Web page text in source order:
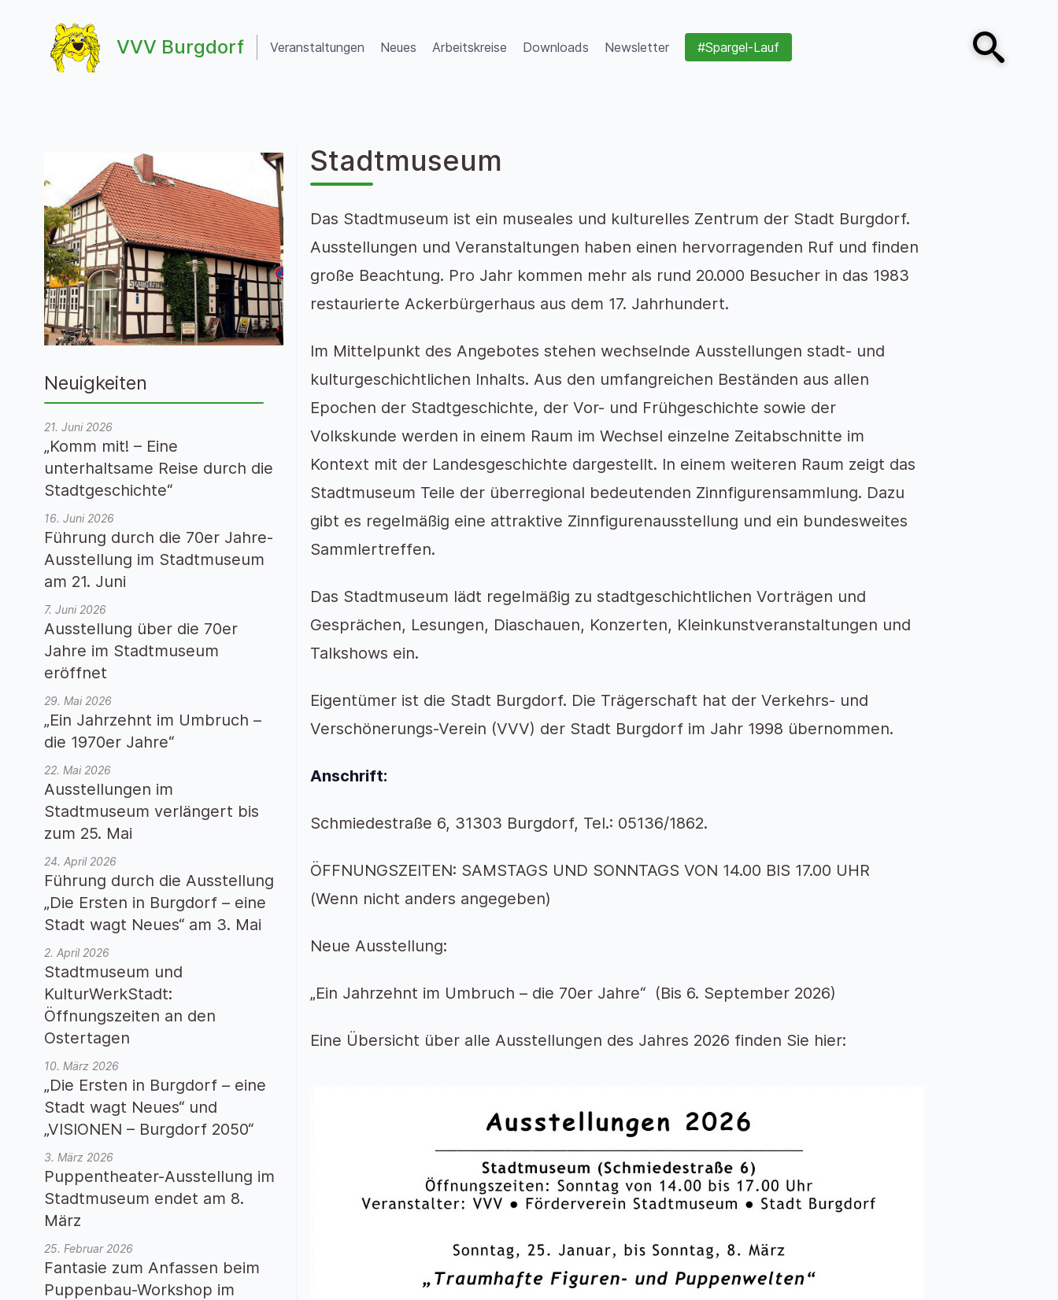
VVV Burgdorf
VVV Burgdorf
Veranstaltungen Neues Arbeitskreise Downloads Newsletter #Spargel-Lauf
Open search
Stadtmuseum
Das Stadtmuseum ist ein museales und kulturelles Zentrum der Stadt Burgdorf.
Ausstellungen und Veranstaltungen haben einen hervorragenden Ruf und finden
große Beachtung. Pro Jahr kommen mehr als rund 20.000 Besucher in das 1983
restaurierte Ackerbürgerhaus aus dem 17. Jahrhundert.
Im Mittelpunkt des Angebotes stehen wechselnde Ausstellungen stadt- und
kulturgeschichtlichen Inhalts. Aus den umfangreichen Beständen aus allen
Epochen der Stadtgeschichte, der Vor- und Frühgeschichte sowie der
Volkskunde werden in einem Raum im Wechsel einzelne Zeitabschnitte im
Kontext mit der Landesgeschichte dargestellt. In einem weiteren Raum zeigt das
Stadtmuseum Teile der überregional bedeutenden Zinnfigurensammlung. Dazu
gibt es regelmäßig eine attraktive Zinnfigurenausstellung und ein bundesweites
Sammlertreffen.
Das Stadtmuseum lädt regelmäßig zu stadtgeschichtlichen Vorträgen und
Gesprächen, Lesungen, Diaschauen, Konzerten, Kleinkunstveranstaltungen und
Talkshows ein.
Eigentümer ist die Stadt Burgdorf. Die Trägerschaft hat der Verkehrs- und
Verschönerungs-Verein (VVV) der Stadt Burgdorf im Jahr 1998 übernommen.
Anschrift:
Schmiedestraße 6, 31303 Burgdorf, Tel.: 05136/1862.
ÖFFNUNGSZEITEN: SAMSTAGS UND SONNTAGS VON 14.00 BIS 17.00 UHR
(Wenn nicht anders angegeben)
Neue Ausstellung:
„Ein Jahrzehnt im Umbruch – die 70er Jahre“ (Bis 6. September 2026)
Eine Übersicht über alle Ausstellungen des Jahres 2026 finden Sie hier:
Neuigkeiten
21. Juni 2026
„Komm mit! – Eine
unterhaltsame Reise durch die
Stadtgeschichte“
16. Juni 2026
Führung durch die 70er Jahre-
Ausstellung im Stadtmuseum
am 21. Juni
7. Juni 2026
Ausstellung über die 70er
Jahre im Stadtmuseum
eröffnet
29. Mai 2026
„Ein Jahrzehnt im Umbruch –
die 1970er Jahre“
22. Mai 2026
Ausstellungen im
Stadtmuseum verlängert bis
zum 25. Mai
24. April 2026
Führung durch die Ausstellung
„Die Ersten in Burgdorf – eine
Stadt wagt Neues“ am 3. Mai
2. April 2026
Stadtmuseum und
KulturWerkStadt:
Öffnungszeiten an den
Ostertagen
10. März 2026
„Die Ersten in Burgdorf – eine
Stadt wagt Neues“ und
„VISIONEN – Burgdorf 2050“
3. März 2026
Puppentheater-Ausstellung im
Stadtmuseum endet am 8.
März
25. Februar 2026
Fantasie zum Anfassen beim
Puppenbau-Workshop im